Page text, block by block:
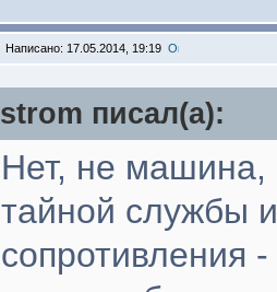
Написано: 17.05.2014, 19:19
strom писал(a):
Нет, не машина,
тайной службы
сопротивления